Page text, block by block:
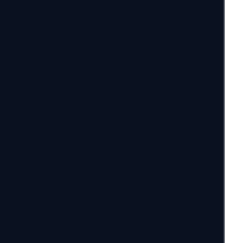
tukevia ja
jotka
ilmeen. ...